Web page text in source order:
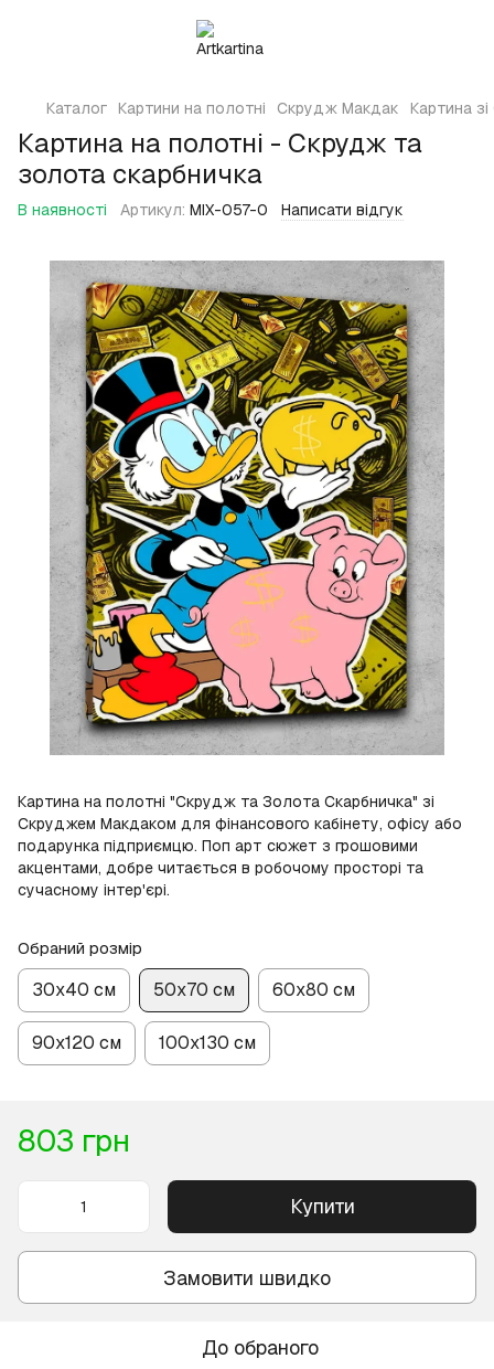
Каталог Картини на полотні Скрудж Макдак Картина
Картина на полотні - Скрудж та
золота скарбничка
В наявності Артикул: MIX-057-0 Написати відгук
Картина на полотні "Скрудж та Золота Скарбничка" зі
Скруджем Макдаком для фінансового кабінету, офісу або
подарунка підприємцю. Поп арт сюжет з грошовими
акцентами, добре читається в робочому просторі та
сучасному інтер'єрі.
Обраний розмір
30х40 см 50х70 см 60х80 см
90х120 см 100х130 см
803 грн
Купити
Замовити швидко
До обраного